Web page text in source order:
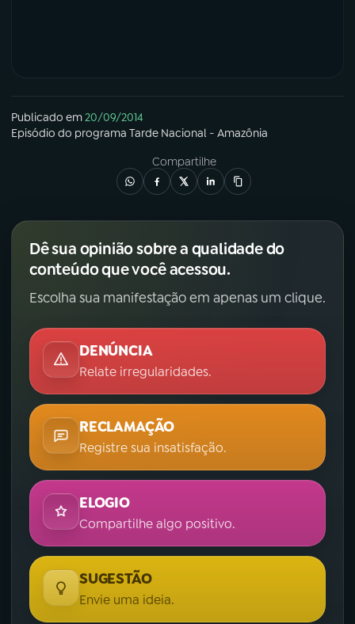
Publicado em20/09/2014
Episódio do programa Tarde Nacional - Amazônia
Compartilhe
Dê sua opinião sobre a qualidade do
conteúdo que você acessou.
Escolha sua manifestação em apenas um clique.
DENÚNCIA
Relate irregularidades.
RECLAMAÇÃO
Registre sua insatisfação.
ELOGIO
Compartilhe algo positivo.
SUGESTÃO
Envie uma ideia.